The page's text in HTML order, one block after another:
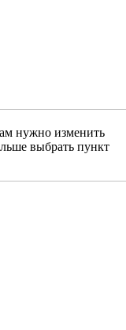
нужно изменить
выбрать пункт